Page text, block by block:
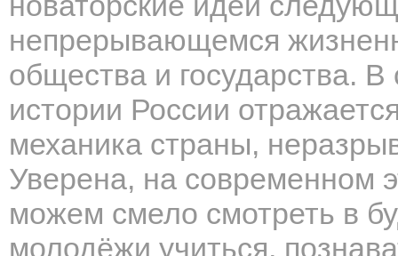
непрерывающемся
общества и государства.
истории России
механика страны,
Уверена, на современном
можем смело смотреть в
молодёжи учиться,